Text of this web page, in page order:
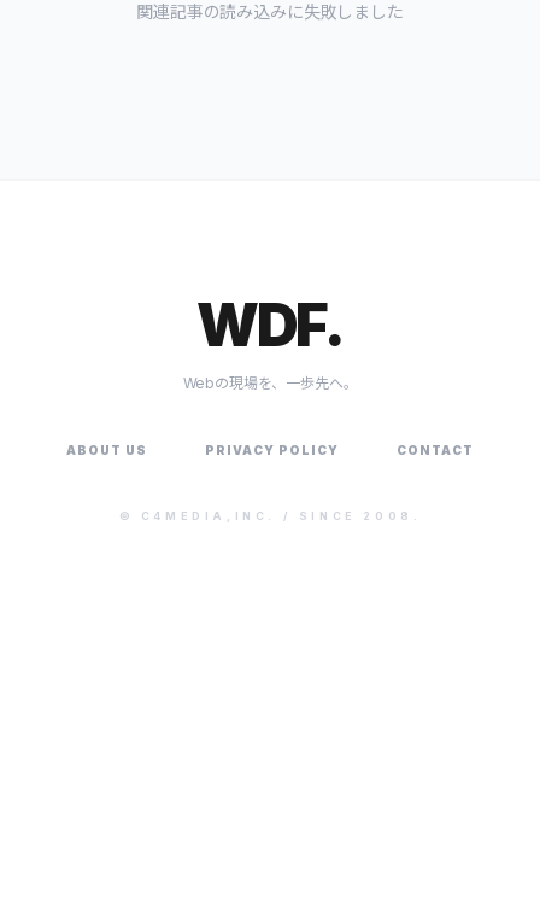
関連記事の読み込みに失敗しました
WDF.
Webの現場を、一歩先へ。
ABOUT US PRIVACY POLICY CONTACT
© C4MEDIA,INC. / SINCE 2008.